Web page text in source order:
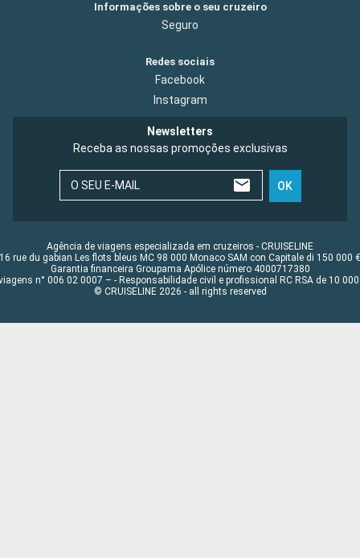
Informações sobre o seu cruzeiro
Seguro
Redes sociais
Facebook
Instagram
Newsletters
Receba as nossas promoções exclusivas
O SEU E-MAIL OK
Agência de viagens especializada em cruzeiros - CRUISELINE
16 rue du gabian Les flots bleus MC 98 000 Monaco SAM con Capitale di 150 000 €
Garantia financeira Groupama Apólice número 4000717380
n° 006 02 0007 – - Responsabilidade civil e profissional RC RSA de 10 000
© CRUISELINE 2026 - all rights reserved